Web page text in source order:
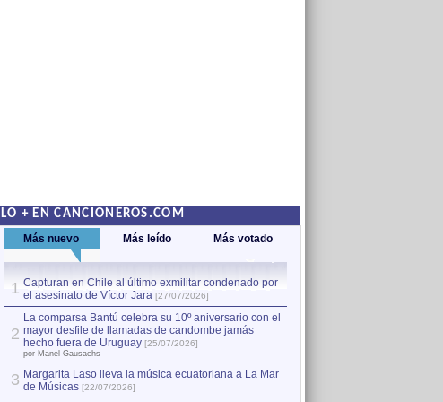
LO + EN CANCIONEROS.COM
Más nuevo Más leído Más votado
1 Capturan en Chile al último exmilitar condenado por
el asesinato de Víctor Jara [27/07/2026]
2
La comparsa Bantú celebra su 10º aniversario con el
mayor desfile de llamadas de candombe jamás
hecho fuera de Uruguay [25/07/2026]
por Manel Gausachs
3 Margarita Laso lleva la música ecuatoriana a La Mar
de Músicas [22/07/2026]